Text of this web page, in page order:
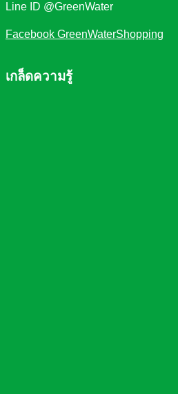
Line ID @GreenWater
Facebook GreenWaterShopping
เกล็ดความรู้